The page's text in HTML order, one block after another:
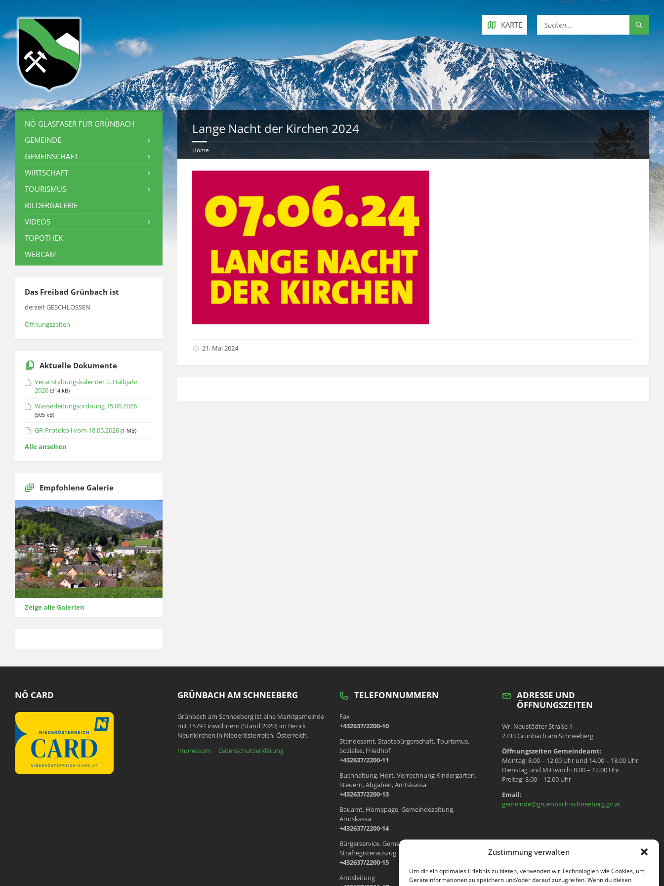
Zustimmung verwalten
Um dir ein optimales Erlebnis zu bieten, verwenden wir Technologien wie Cookies, um
Geräteinformationen zu speichern und/oder darauf zuzugreifen. Wenn du diesen
KARTE
Lange Nacht der Kirchen 2024
Home
21. Mai 2024
NÖ GLASFASER FÜR GRÜNBACH
GEMEINDE
GEMEINSCHAFT
WIRTSCHAFT
TOURISMUS
BILDERGALERIE
VIDEOS
TOPOTHEK
WEBCAM
Das Freibad Grünbach ist
derzeit GESCHLOSSEN
Öffnungszeiten
Aktuelle Dokumente
Veranstaltungskalender 2. Halbjahr
2026 (314 kB)
Wasserleitungsordnung 15.06.2026
(505 kB)
GR-Protokoll vom 18.05.2026 (1 MB)
Alle ansehen
Empfohlene Galerie
Zeige alle Galerien
NÖ CARD GRÜNBACH AM SCHNEEBERG
Grünbach am Schneeberg ist eine Marktgemeinde
mit 1579 Einwohnern (Stand 2020) im Bezirk
Neunkirchen in Niederösterreich, Österreich.
Impressum
Datenschutzerklärung
TELEFONNUMMERN
Fax
+432637/2200-10
Standesamt, Staatsbürgerschaft, Tourismus,
Soziales, Friedhof
+432637/2200-11
Buchhaltung, Hort, Verrechnung Kindergarten,
Steuern, Abgaben, Amtskassa
+432637/2200-13
Bauamt, Homepage, Gemeindezeitung,
Amtskassa
+432637/2200-14
Bürgerservice, Gemeindewohnungen, Meldeamt,
Strafregisterauszug
+432637/2200-15
Amtsleitung
ADRESSE UND
ÖFFNUNGSZEITEN
Wr. Neustädter Straße 1
2733 Grünbach am Schneeberg
Öffnungszeiten Gemeindeamt:
Montag: 8.00 – 12.00 Uhr und 14.00 – 18.00 Uhr
Dienstag und Mittwoch: 8.00 – 12.00 Uhr
Freitag: 8.00 – 12.00 Uhr
Email:
gemeinde@gruenbach-schneeberg.gv.at